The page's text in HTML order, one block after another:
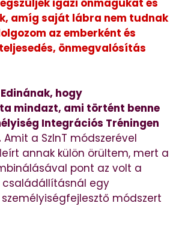
amíg saját lábra nem tudnak
az emberként és
önmegvalósítás
hogy
mindazt, ami történt benne
Integrációs Tréningen
Amit a SzInT módszerével
annak külön örültem, mert a
pont az volt a
családállításnál egy
módszert